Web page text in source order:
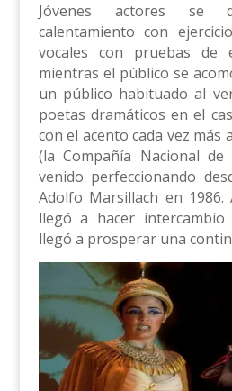
Jóvenes actores se
calentamiento con
vocales con pruebas de
mientras el público se
un público habituado al
poetas dramáticos en el
con el acento cada vez más
(la Compañía Nacional
venido perfeccionando
Adolfo Marsillach en
llegó a hacer
llegó a prosperar una